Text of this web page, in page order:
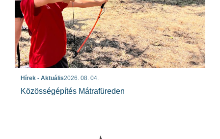
Hírek - Aktuális2026. 08. 04.
Közösségépítés Mátrafüreden